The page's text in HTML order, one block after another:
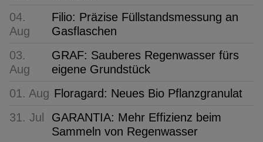
04.
Aug
Filio: Präzise Füllstandsmessung an
Gasflaschen
03.
Aug
GRAF: Sauberes Regenwasser fürs
eigene Grundstück
01. Aug Floragard: Neues Bio Pflanzgranulat
31. Jul
GARANTIA: Mehr Effizienz beim
Sammeln von Regenwasser